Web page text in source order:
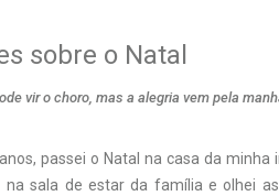
sobre o Natal
vir o choro, mas a alegria vem pela
passei o Natal na casa da
na sala de estar da família e olhei